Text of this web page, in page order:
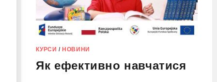
КУРСИ / НОВИНИ
Як ефективно навчатися